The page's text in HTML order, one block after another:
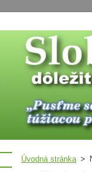
Úvodná stránka >